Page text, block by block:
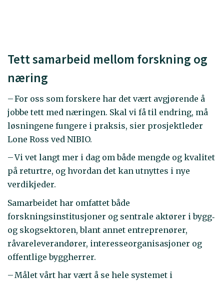
Tett samarbeid mellom forskning og
næring
– For oss som forskere har det vært avgjørende å
jobbe tett med næringen. Skal vi få til endring, må
løsningene fungere i praksis, sier prosjektleder
Lone Ross ved NIBIO.
– Vi vet langt mer i dag om både mengde og kvalitet
på returtre, og hvordan det kan utnyttes i nye
verdikjeder.
Samarbeidet har omfattet både
forskningsinstitusjoner og sentrale aktører i bygg‑
og skogsektoren, blant annet entreprenører,
råvareleverandører, interesseorganisasjoner og
offentlige byggherrer.
– Målet vårt har vært å se hele systemet i